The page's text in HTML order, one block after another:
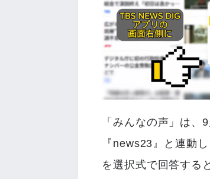
「みんなの声」は
『news23』と連動
を選択式で回答する